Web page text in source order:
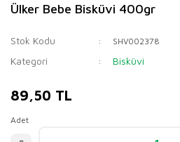
Ülker Bebe Bisküvi 400gr
Stok Kodu SHV002378
Kategori Bisküvi
89,50 TL
Adet